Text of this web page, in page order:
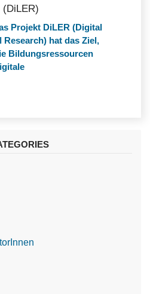
Projekt DiLER (Digital
hat das Ziel,
Bildungsressourcen